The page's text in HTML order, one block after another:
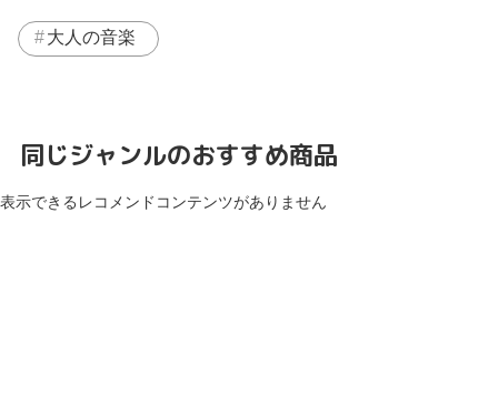
大人の音楽
同じジャンルのおすすめ商品
表示できるレコメンドコンテンツがありません